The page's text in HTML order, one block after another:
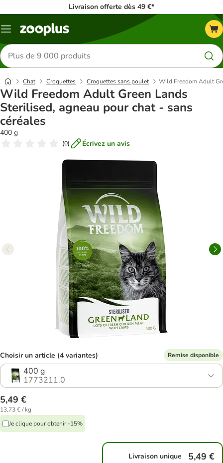
Livraison offerte dès 49 €*
Menu
Rechercher
des
produits
Chat Croquettes Croquettes sans poulet Wild Freedom Adult
Wild Freedom Adult Green Lands
Sterilised, agneau pour chat - sans
céréales
400 g
(0) Écrivez un avis
Choisir un article (4 variantes) Remise disponible
400 g
1773211.0
5,49 €
13,73 € / kg
Je clique pour obtenir -15%
Livraison unique 5,49 €